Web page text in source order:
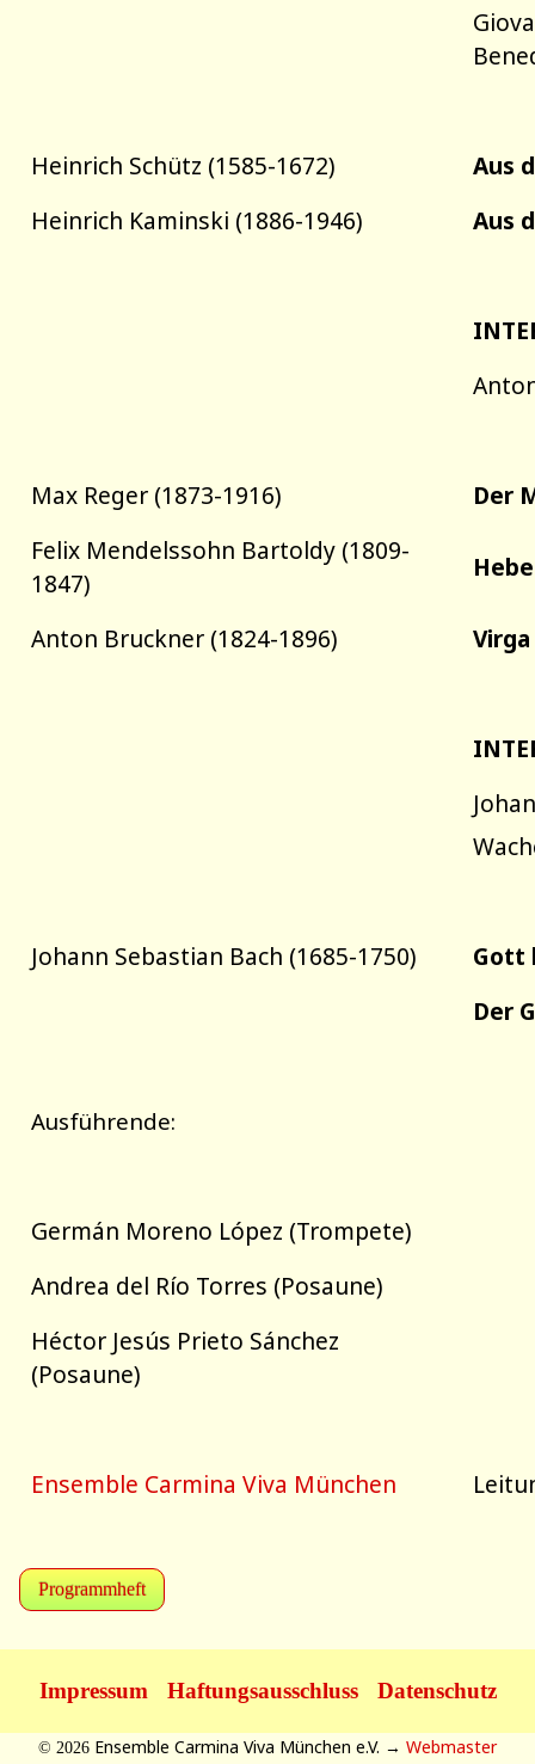
Heinrich Schütz (1585-1672)
Aus
Heinrich Kaminski (1886-1946)
Aus
Max Reger (1873-1916)
Der
Felix Mendelssohn Bartoldy (1809-
1847)
Anton Bruckner (1824-1896)
Johann Sebastian Bach (1685-1750)
Gott
Der
Ausführende:
Germán Moreno López (Trompete)
Andrea del Río Torres (Posaune)
Héctor Jesús Prieto Sánchez
(Posaune)
Ensemble Carmina Viva München
Programmheft
Impressum Haftungsausschluss Datenschutz
© 2026 Ensemble Carmina Viva München e.V. → Webmaster